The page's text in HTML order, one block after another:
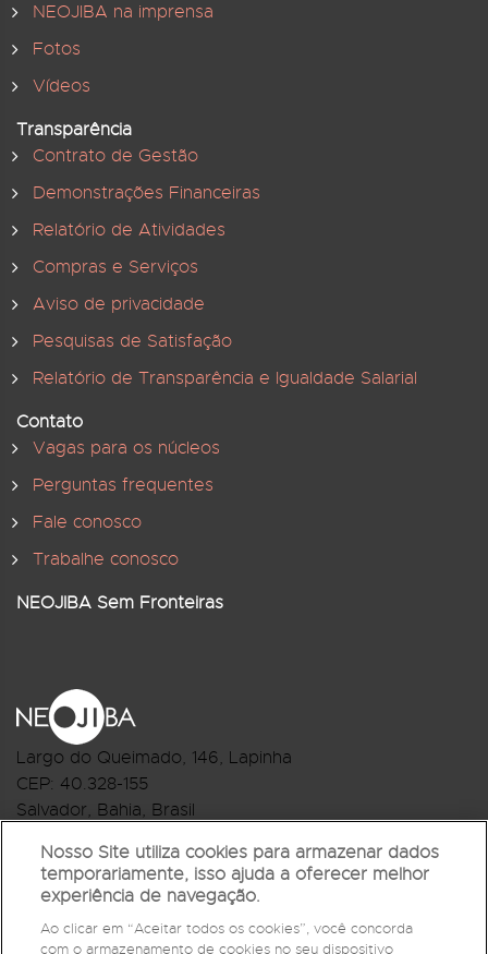
NEOJIBA na imprensa
Fotos
Vídeos
Transparência
Contrato de Gestão
Demonstrações Financeiras
Relatório de Atividades
Compras e Serviços
Aviso de privacidade
Pesquisas de Satisfação
Relatório de Transparência e Igualdade Salarial
Contato
Vagas para os núcleos
Perguntas frequentes
Fale conosco
Trabalhe conosco
NEOJIBA Sem Fronteiras
Largo do Queimado, 146, Lapinha
CEP: 40.328-155
Salvador, Bahia, Brasil
R.Monte Castelo Nº 62, Bairro Barbalho
CEP: 40.301-210
Salvador, Bahia, Brasil
Nosso Site utiliza cookies para armazenar dados
temporariamente, isso ajuda a oferecer melhor
experiência de navegação.
Ao clicar em “Aceitar todos os cookies”, você concorda
com o armazenamento de cookies no seu dispositivo